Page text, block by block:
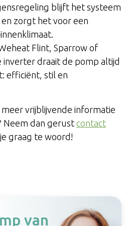
blijft het systeem
zorgt het voor een
Flint, Sparrow of
draait de pomp altijd
efficiënt, stil en
vrijblijvende informatie
Neem dan gerust contact
graag te woord!
van